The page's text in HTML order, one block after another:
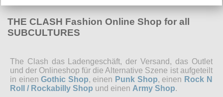
THE CLASH Fashion Online Shop for all
SUBCULTURES
The Clash das Ladengeschäft, der Versand, das Outlet
und der Onlineshop für die Alternative Szene ist aufgeteilt
in einenGothic Shop, einen Punk Shop, einen Rock N
Roll / Rockabilly Shop und einen Army Shop.